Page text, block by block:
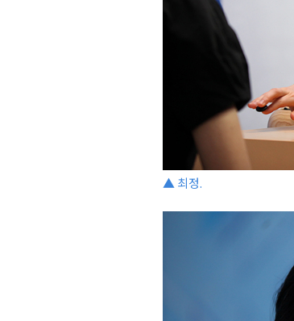
▲ 최정.